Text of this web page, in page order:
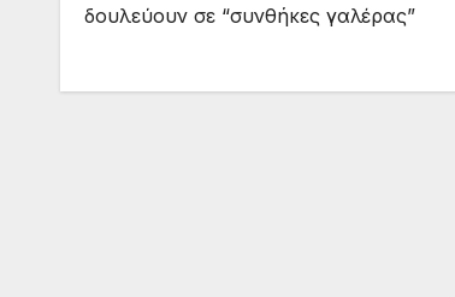
δουλεύουν σε “συνθήκες γαλέρας”